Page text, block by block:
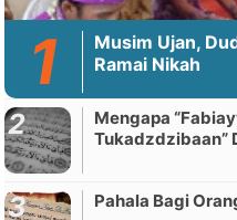
Musim Ujan,
Ramai Nikah
Mengapa
Tukadzdzibaan”
Pahala Bagi